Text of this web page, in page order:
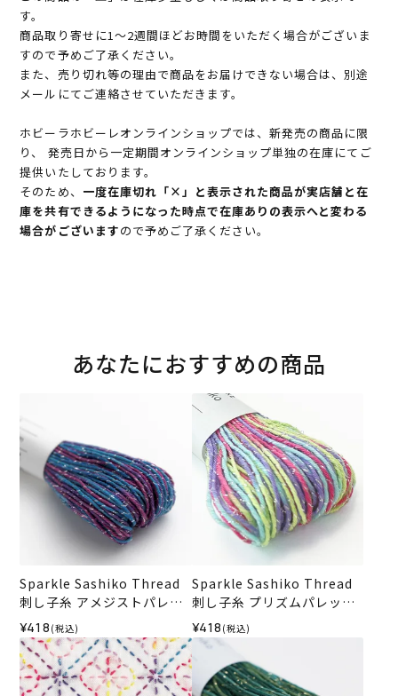
す。
商品取り寄せに1～2週間ほどお時間をいただく場合がございま
すので予めご了承ください。
また、売り切れ等の理由で商品をお届けできない場合は、別途
メールにてご連絡させていただきます。
ホビーラホビーレオンラインショップでは、新発売の商品に限
り、 発売日から一定期間オンラインショップ単独の在庫にてご
提供いたしております。
そのため、 一度在庫切れ「×」と表示された商品が実店舗と在
庫を共有できるようになった時点で在庫ありの表示へと変わる
場合がございますので予めご了承ください。
あなたにおすすめの商品
Sparkle Sashiko Thread
刺し子糸 アメジストパレッ
ト＜553＞
¥418 (税込)
Sparkle Sashiko Thread
刺し子糸 プリズムパレット
＜551＞
¥418 (税込)